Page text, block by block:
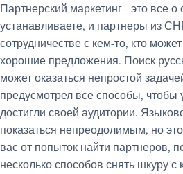
Партнерский маркетинг - это все
устанавливаете, и партнеры из
сотрудничестве с кем-то, кто
хорошие предложения. Поиск
может оказаться непростой
предусмотрел все способы, чтобы
достигли своей аудитории.
показаться непреодолимым, но
вас от попыток найти партнеров,
несколько способов снять шкуру с